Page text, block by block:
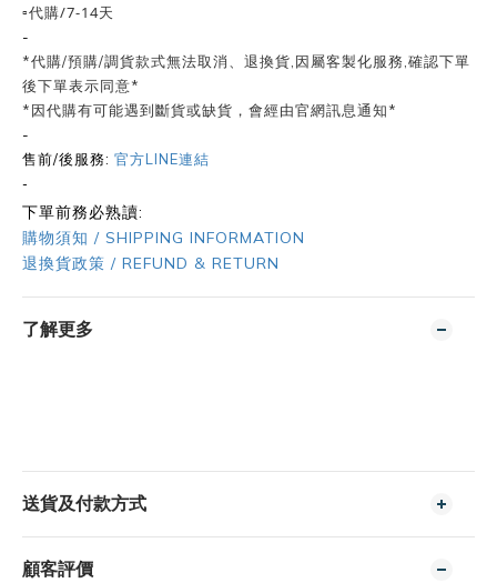
▫️代購/7-14天
-
*代購/預購/調貨款式無法取消、退換貨,因屬客製化服務,確認下單
後下單表示同意*
*因代購有可能遇到斷貨或缺貨，會經由官網訊息通知*
-
售前/後服務: 官方LINE連結
-
下單前務必熟讀:
購物須知 / SHIPPING INFORMATION
退換貨政策 / REFUND & RETURN
了解更多
送貨及付款方式
顧客評價